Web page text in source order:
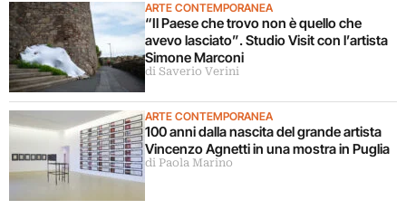
ARTE CONTEMPORANEA
“Il Paese che trovo non è quello che
avevo lasciato”. Studio Visit con l’artista
Simone Marconi
di Saverio Verini
ARTE CONTEMPORANEA
100 anni dalla nascita del grande artista
Vincenzo Agnetti in una mostra in Puglia
di Paola Marino